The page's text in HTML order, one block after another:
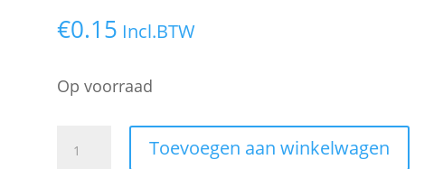
€0.15 Incl.BTW
Op voorraad
Recycled
Toevoegen aan winkelwagen